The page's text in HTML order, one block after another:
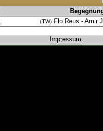
(TW) Flo Reus - Amir
Impressum